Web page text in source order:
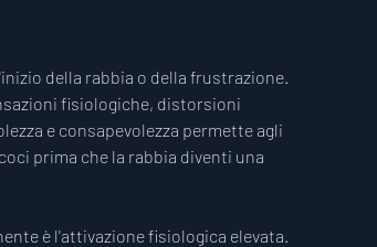
della rabbia o della frustrazione.
fisiologiche, distorsioni
e consapevolezza permette agli
prima che la rabbia diventi una
è l'attivazione fisiologica elevata.